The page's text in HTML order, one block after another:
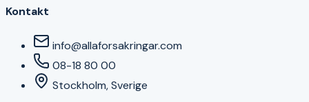
Kontakt
info@allaforsakringar.com
08-18 80 00
Stockholm, Sverige